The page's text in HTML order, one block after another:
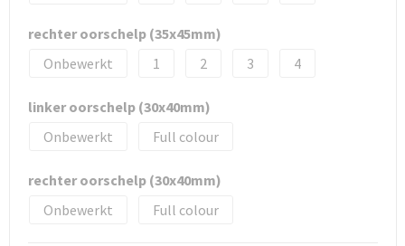
rechter oorschelp (35x45mm)
Onbewerkt
1 2 3 4
linker oorschelp (30x40mm)
Onbewerkt
Full colour
rechter oorschelp (30x40mm)
Onbewerkt
Full colour